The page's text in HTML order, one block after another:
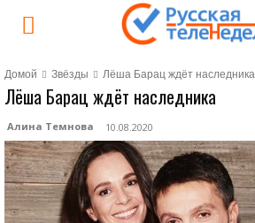
Домой Звёзды Лёша Барац ждёт наследника
Лёша Барац ждёт наследника
Алина Темнова 10.08.2020